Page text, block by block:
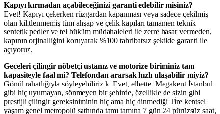
Kapıyı kırmadan açabileceğinizi garanti edebilir misiniz?
Evet! Kapıyı çekerken rüzgardan kapanması veya sadece çekilmiş
olan kilitlenmemiş tüm ahşap ve çelik kapıları tamamen teknik
sentetik pedler ve tel büküm müdahaleleri ile zerre hasar vermeden,
kapının orjinalliğini koruyarak %100 tahribatsız şekilde garanti ile
açıyoruz.
Geceleri çilingir nöbetçi ustanız ve motorize biriminiz tam
kapasiteyle faal mi? Telefondan ararsak hızlı ulaşabilir miyiz?
Gönül rahatlığıyla söyleyebiliriz ki Evet, elbette. Megakent İstanbul
gibi hiç uyumayan, sönmeyen bir şehirde, özellikle de sizin gibi
prestijli çilingir gereksiniminin hiç ama hiç dinmediği Ti̇re kentsel
yaşam genel metropolü sathında tamı tamına 7 gün 24 pürüzsüz saat,